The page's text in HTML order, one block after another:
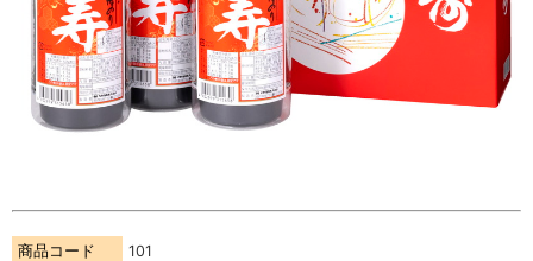
商品コード
101